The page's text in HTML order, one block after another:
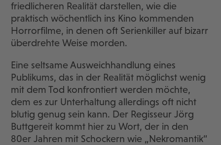
friedlicheren Realität darstellen, wie die
praktisch wöchentlich ins Kino kommenden
Horrorfilme, in denen oft Serienkiller auf bizarr
überdrehte Weise morden.
Eine seltsame Ausweichhandlung eines
Publikums, das in der Realität möglichst wenig
mit dem Tod konfrontiert werden möchte,
dem es zur Unterhaltung allerdings oft nicht
blutig genug sein kann. Der Regisseur Jörg
Buttgereit kommt hier zu Wort, der in den
80er Jahren mit Schockern wie „Nekromantik“